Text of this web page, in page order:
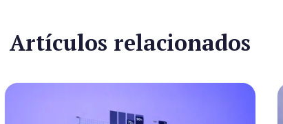
Artículos relacionados